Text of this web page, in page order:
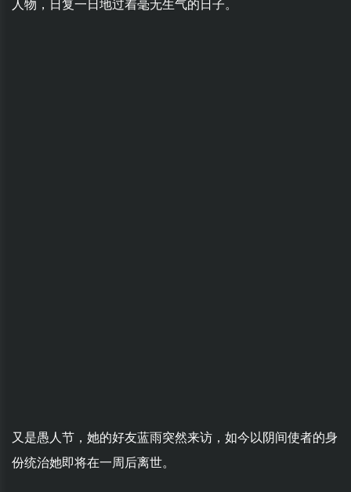
人物，日复一日地过着毫无生气的日子。
又是愚人节，她的好友蓝雨突然来访，如今以阴间使者的身
份统治她即将在一周后离世。